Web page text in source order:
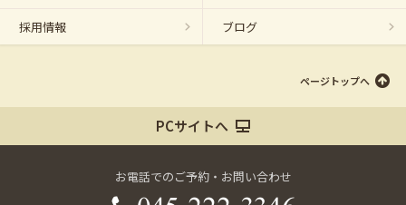
採用情報 ブログ
ページトップへ
PCサイトへ
お電話でのご予約・お問い合わせ